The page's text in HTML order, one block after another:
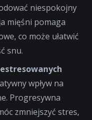
niespokojny
mięśni pomaga
co może ułatwić
snu.
wpływ na
Progresywna
zmniejszyć stres,